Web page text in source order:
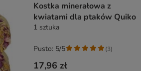
Kostka minerałowa z
kwiatami dla ptaków Quiko
1 sztuka
17,96 zł
Pusto: 5/5 (3)